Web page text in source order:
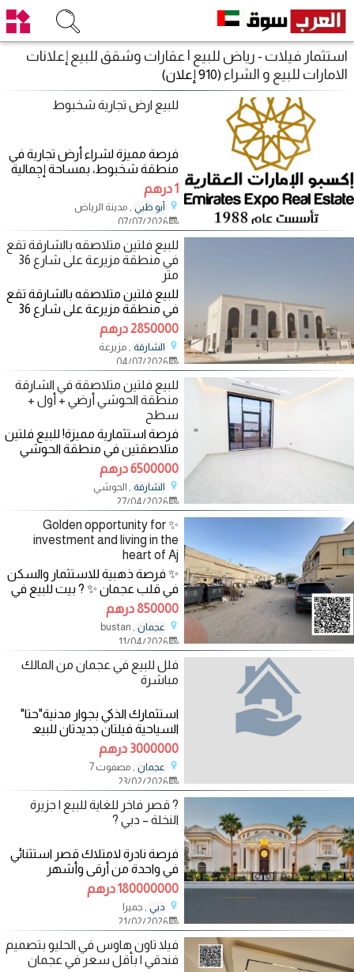
استثمار فيلات - رياض للبيع | عقارات وشقق للبيع إعلانات
الامارات للبيع و الشراء (910 إعلان)
للبيع ارض تجارية شخبوط
فرصة مميزة لشراء أرض تجارية في
منطقة شخبوط، بمساحة إجمالية
تصريحًا
1 درهم
أبو ظبي , مدينة الرياض
07/07/2026
للبيع فلتين متلاصقه بالشارقة تقع
في منطقة مزيرعة على شارع 36
متر
للبيع فلتين متلاصقه بالشارقة تقع
في منطقة مزيرعة على شارع 36
متر طابقين ملبسه بحجر تتكون
من كل فيلا
2850000 درهم
الشارقة , مزيرعة
04/07/2026
للبيع فلتين متلاصقة في الشارقة
منطقة الحوشي أرضي + أول +
سطح
فرصة استثمارية مميزة! للبيع فلتين
متلاصقتين في منطقة الحوشي
بمدينة الشارقة، بمساحة إجمالية
تصل
6500000 درهم
الشارقة , الحوشي
27/04/2026
✨ Golden opportunity for
investment and living in the
heart of Aj
✨ فرصة ذهبية للاستثمار والسكن
في قلب عجمان ✨ ? بيت للبيع في
عجمان – منطقة البستان (مركز
المدينة) ?
850000 درهم
عجمان , bustan
11/04/2026
فلل للبيع في عجمان من المالك
مباشرة
استثمارك الذكي بجوار مدنية"حتا"
السياحية فيلتان جديدتان للبيع ​
فرصة تملك نادرة لمواطني الدولة
3000000 درهم
عجمان , مصفوت 7
23/02/2026
? قصر فاخر للغاية للبيع | جزيرة
النخلة – دبي ?
فرصة نادرة لامتلاك قصر استثنائي
في واحدة من أرقى وأشهر
الوجهات السكنية في العالم، حيث
تلتقي
180000000 درهم
دبي , جميرا
21/02/2026
فيلا تاون هاوس في الحليو بتصميم
فندقي | بأقل سعر في عجمان